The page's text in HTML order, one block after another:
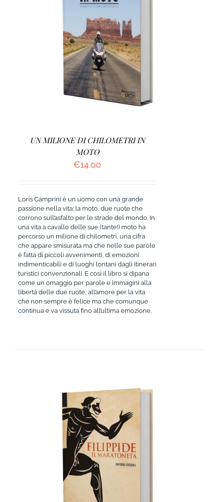
AGGIUNGI AL CARRELLO /
UN MILIONE DI CHILOMETRI IN
MOTO
€14.00
Loris Camprini è un uomo con una grande
passione nella vita: la moto, due ruote che
corrono sull’asfalto per le strade del mondo. In
una vita a cavallo delle sue (tante!) moto ha
percorso un milione di chilometri, una cifra
che appare smisurata ma che nelle sue parole
è fatta di piccoli avvenimenti, di emozioni
indimenticabili e di luoghi lontani dagli itinerari
turistici convenzionali. E così il libro si dipana
come un omaggio per parole e immagini alla
libertà delle due ruote, all’amore per la vita
che non sempre è felice ma che comunque
continua e va vissuta fino all’ultima emozione.
AGGIUNGI AL CARRELLO